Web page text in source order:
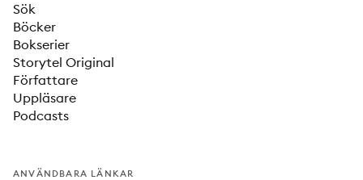
Sök
Böcker
Bokserier
Storytel Original
Författare
Uppläsare
Podcasts
ANVÄNDBARA LÄNKAR